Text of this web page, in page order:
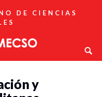
DE CIENCIAS
y